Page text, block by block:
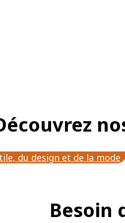
du design et de la mode
Besoin